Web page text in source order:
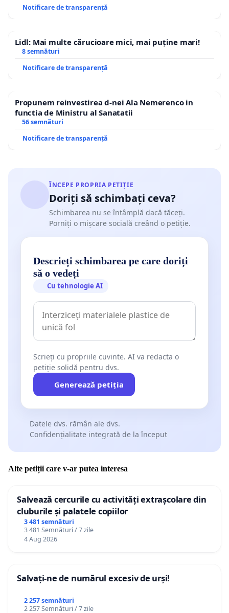
Notificare de transparență
Lidl: Mai multe cărucioare mici, mai puține mari!
8 semnături
Notificare de transparență
Propunem reinvestirea d-nei Ala Nemerenco in
functia de Ministru al Sanatatii
56 semnături
Notificare de transparență
ÎNCEPE PROPRIA PETIȚIE
Doriți să schimbați ceva?
Schimbarea nu se întâmplă dacă tăceți.
Porniți o mișcare socială creând o petiție.
Descrieți schimbarea pe care doriți
să o vedeți
Cu tehnologie AI
Scrieți cu propriile cuvinte. AI va redacta o
petiție solidă pentru dvs.
Generează petiția
Datele dvs. rămân ale dvs.
Confidențialitate integrată de la început
Alte petiții care v-ar putea interesa
Salvează cercurile cu activități extrașcolare din
cluburile și palatele copiilor
3 481 semnături
3 481 Semnături / 7 zile
4 Aug 2026
Salvați-ne de numărul excesiv de urși!
2 257 semnături
2 257 Semnături / 7 zile